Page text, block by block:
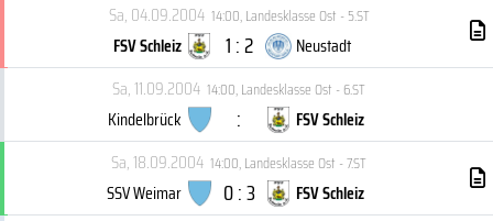
Sa, 04.09.2004 14:00,Landesklasse Ost - 5.ST
FSV Schleiz 1 : 2
Neustadt
Sa, 11.09.2004 14:00,Landesklasse Ost - 6.ST
Kindelbrück :
FSV Schleiz
Sa, 18.09.2004 14:00,Landesklasse Ost - 7.ST
SSV Weimar 0 : 3
FSV Schleiz